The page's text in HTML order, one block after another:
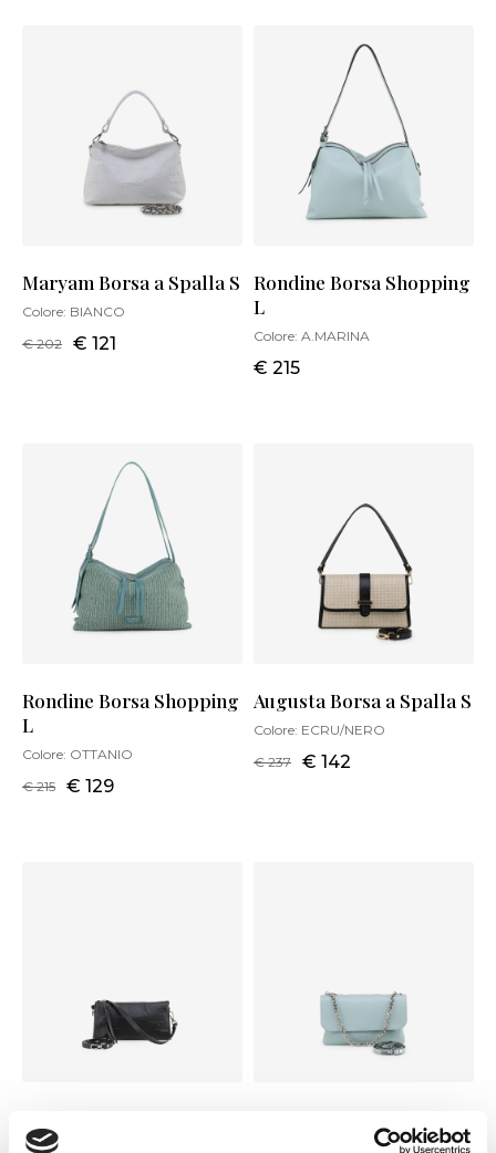
Maryam Borsa a Spalla S
Colore: BIANCO
€ 202
€ 121
Rondine Borsa Shopping
L
Colore: A.MARINA
€ 215
Rondine Borsa Shopping
L
Colore: OTTANIO
€ 215
€ 129
Augusta Borsa a Spalla S
Colore: ECRU/NERO
€ 237
€ 142
Colore: